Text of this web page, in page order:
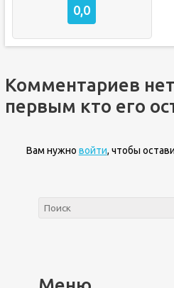
0,0
Комментариев
первым кто его
Вам нужно войти, чтобы